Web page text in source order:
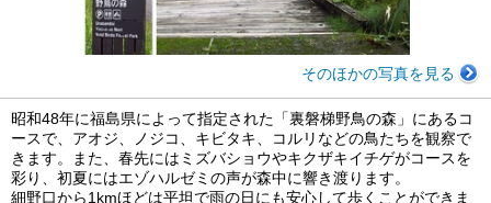
そのほかの写真を見る
昭和48年に福島県によって指定された「裏磐梯野鳥の森」にあるコ
ースで、アオジ、ノジコ、キビタキ、コルリなどの鳥たちを観察で
きます。また、春先にはミズバショウやキクザキイチゲがコースを
彩り、初夏にはエゾハルゼミの声が森中に響き渡ります。
細野口から1kmほどは平坦で雨の日にも安心して歩くことができま